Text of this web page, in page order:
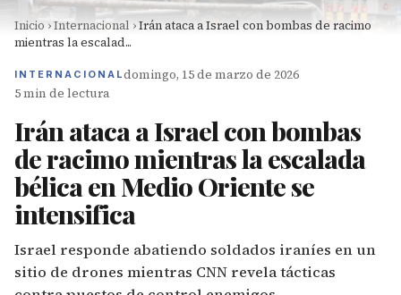
Inicio ›Internacional ›Irán ataca a Israel con bombas de racimo
mientras la escalad...
INTERNACIONALdomingo, 15 de marzo de 2026
5 min de lectura
Irán ataca a Israel con bombas
de racimo mientras la escalada
bélica en Medio Oriente se
intensifica
Israel responde abatiendo soldados iraníes en un
sitio de drones mientras CNN revela tácticas